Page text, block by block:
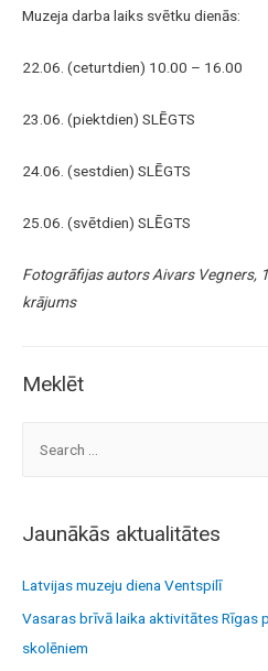
Muzeja darba laiks svētku dienās:
22.06. (ceturtdien) 10.00 – 16.00
23.06. (piektdien) SLĒGTS
24.06. (sestdien) SLĒGTS
25.06. (svētdien) SLĒGTS
Fotogrāfijas autors Aivars Vegners,
krājums
Meklēt
h
f
o
Jaunākās aktualitātes
Latvijas muzeju diena Ventspilī
Vasaras brīvā laika aktivitātes Rīgas
skolēniem